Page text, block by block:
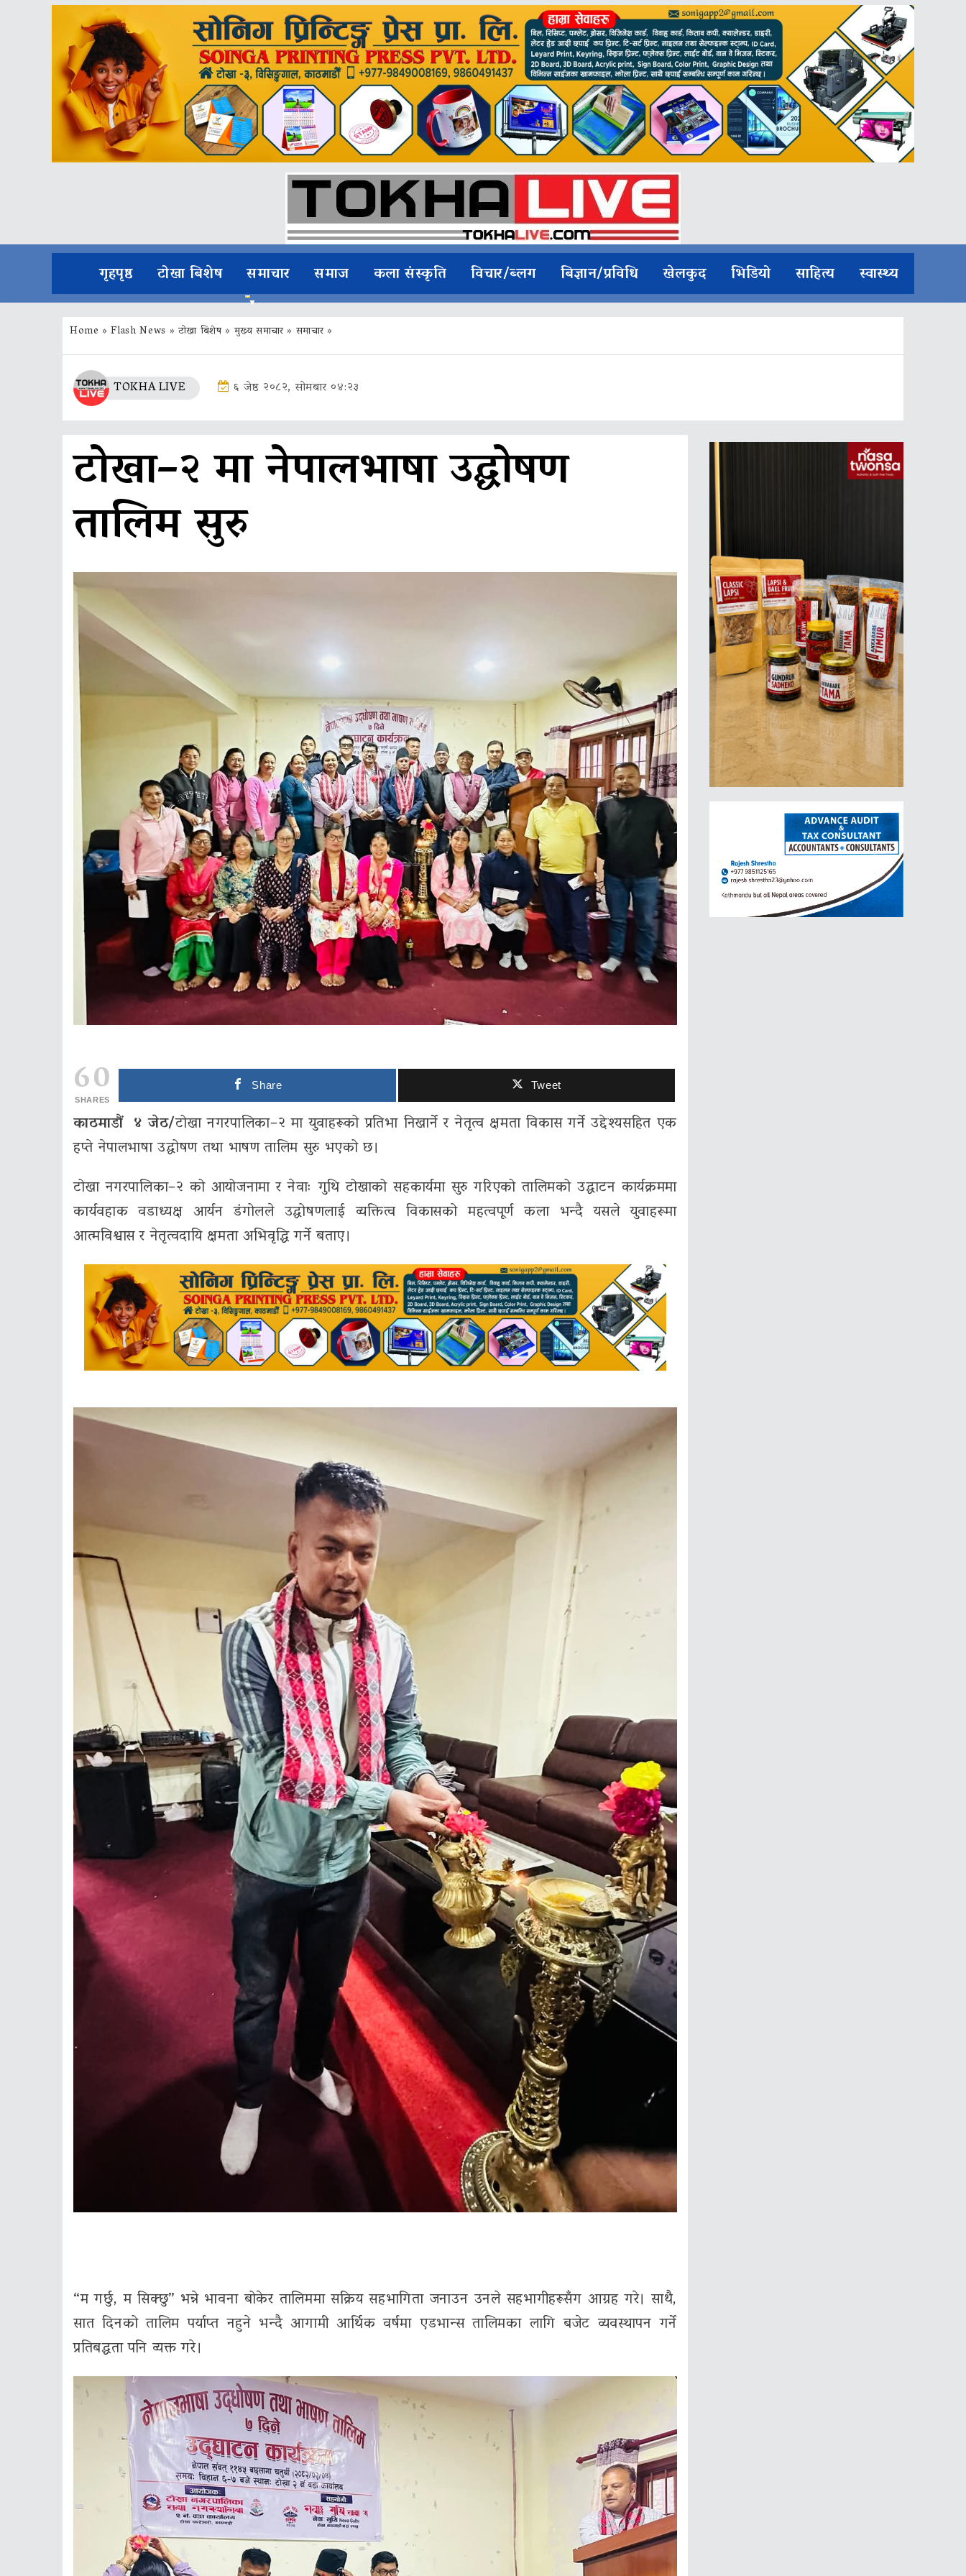
गृहपृष्ठ टोखा बिशेष समाचार समाज कला संस्कृति विचार/ब्लग बिज्ञान/प्रविधि खेलकुद भिडियो साहित्य स्वास्थ्य
Home »Flash News » टोखा बिशेष» मुख्य समाचार» समाचार»
TOKHA LIVE ६ जेष्ठ २०८२, सोमबार ०४:२३
टोखा–२ मा नेपालभाषा उद्घोषण
तालिम सुरु
60
SHARES
Share Tweet
काठमाडौं ४ जेठ/टोखा नगरपालिका–२ मा युवाहरूको प्रतिभा निखार्ने र नेतृत्व क्षमता विकास गर्ने उद्देश्यसहित एक
हप्ते नेपालभाषा उद्घोषण तथा भाषण तालिम सुरु भएको छ।
टोखा नगरपालिका–२ को आयोजनामा र नेवाः गुथि टोखाको सहकार्यमा सुरु गरिएको तालिमको उद्घाटन कार्यक्रममा
कार्यवहाक वडाध्यक्ष आर्यन डंगोलले उद्घोषणलाई व्यक्तित्व विकासको महत्वपूर्ण कला भन्दै यसले युवाहरूमा
आत्मविश्वास र नेतृत्वदायि क्षमता अभिवृद्धि गर्ने बताए।
“म गर्छु, म सिक्छु” भन्ने भावना बोकेर तालिममा सक्रिय सहभागिता जनाउन उनले सहभागीहरूसँग आग्रह गरे। साथै,
सात दिनको तालिम पर्याप्त नहुने भन्दै आगामी आर्थिक वर्षमा एडभान्स तालिमका लागि बजेट व्यवस्थापन गर्ने
प्रतिबद्धता पनि व्यक्त गरे।